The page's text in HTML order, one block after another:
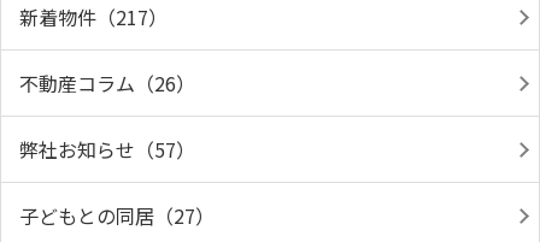
新着物件（217）
不動産コラム（26）
弊社お知らせ（57）
子どもとの同居（27）